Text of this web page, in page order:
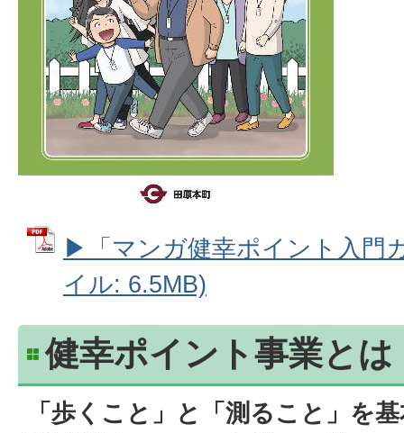
▶「マンガ健幸ポイント入門
イル: 6.5MB)
健幸ポイント事業とは
「歩くこと」と「測ること」を